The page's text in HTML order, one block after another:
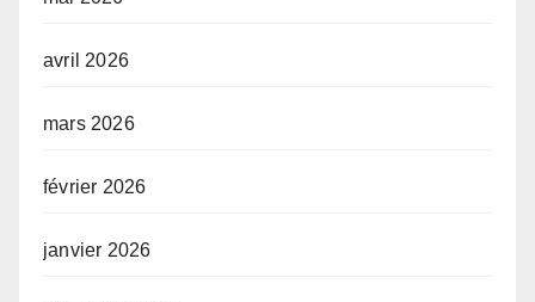
avril 2026
mars 2026
février 2026
janvier 2026